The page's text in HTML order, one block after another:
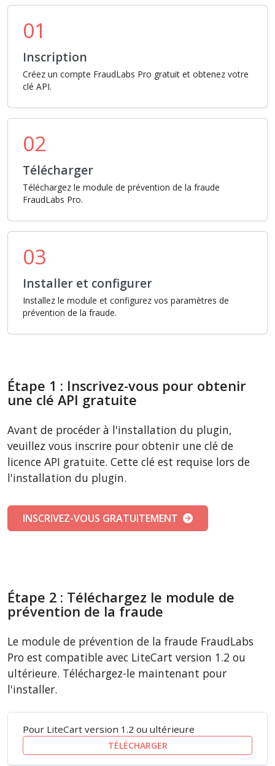
01
Inscription
Créez un compte FraudLabs Pro gratuit et obtenez votre
clé API.
02
Télécharger
Téléchargez le module de prévention de la fraude
FraudLabs Pro.
03
Installer et configurer
Installez le module et configurez vos paramètres de
prévention de la fraude.
Étape 1 : Inscrivez-vous pour obtenir
une clé API gratuite
Avant de procéder à l'installation du plugin,
veuillez vous inscrire pour obtenir une clé de
licence API gratuite. Cette clé est requise lors de
l'installation du plugin.
INSCRIVEZ-VOUS GRATUITEMENT
Étape 2 : Téléchargez le module de
prévention de la fraude
Le module de prévention de la fraude FraudLabs
Pro est compatible avec LiteCart version 1.2 ou
ultérieure. Téléchargez-le maintenant pour
l'installer.
Pour LiteCart version 1.2 ou ultérieure
TÉLÉCHARGER